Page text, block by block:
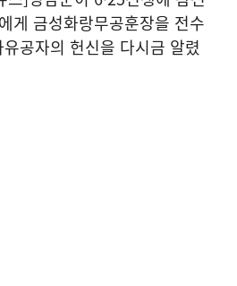
게 금성화랑무공훈장을 전수
공자의 헌신을 다시금 알렸